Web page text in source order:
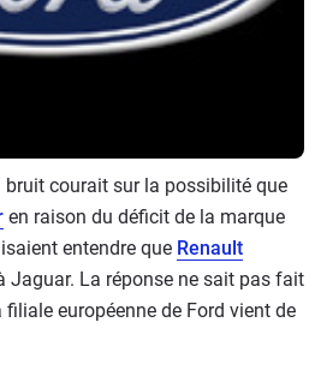
bruit courait sur la possibilité que
en raison du déficit de la marque
entendre que Renault
Jaguar. La réponse ne sait pas fait
européenne de Ford vient de